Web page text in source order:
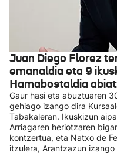
Juan Diego Florez
emanaldia eta 9
Hamabostaldia
Gaur hasi eta abuztuaren
gehiago izango dira
Tabakaleran. Ikuskizun
Arriagaren heriotzaren
kontzertua, eta Natxo de
itzulera, Arantzazun